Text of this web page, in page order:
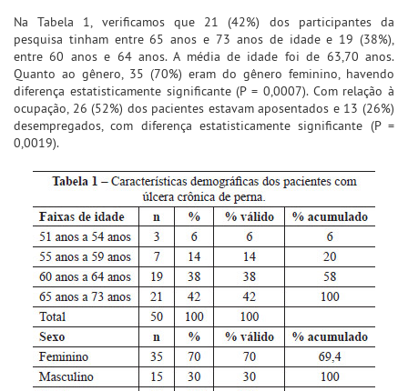
Na Tabela 1, verificamos que 21 (42%) dos participantes da
pesquisa tinham entre 65 anos e 73 anos de idade e 19 (38%),
entre 60 anos e 64 anos. A média de idade foi de 63,70 anos.
Quanto ao gênero, 35 (70%) eram do gênero feminino, havendo
diferença estatisticamente significante (P = 0,0007). Com relação à
ocupação, 26 (52%) dos pacientes estavam aposentados e 13 (26%)
desempregados, com diferença estatisticamente significante (P =
0,0019).